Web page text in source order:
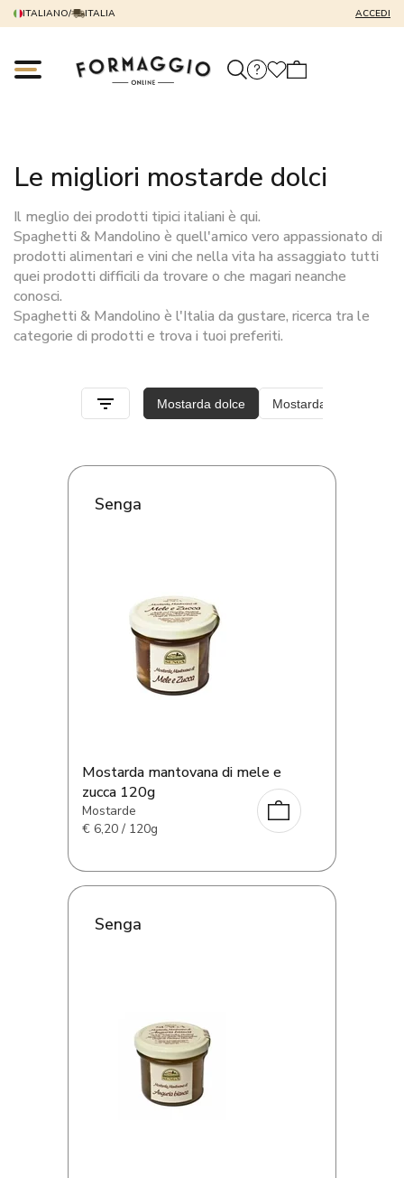
ITALIANO/ ITALIA ACCEDI
Le migliori mostarde dolci
Il meglio dei prodotti tipici italiani è qui.
Spaghetti & Mandolino è quell'amico vero appassionato di
prodotti alimentari e vini che nella vita ha assaggiato tutti
quei prodotti difficili da trovare o che magari neanche
conosci.
Spaghetti & Mandolino è l'Italia da gustare, ricerca tra le
categorie di prodotti e trova i tuoi preferiti.
Senga
Mostarda mantovana di mele e
zucca 120g
Mostarde
€ 6,20 / 120g
Senga